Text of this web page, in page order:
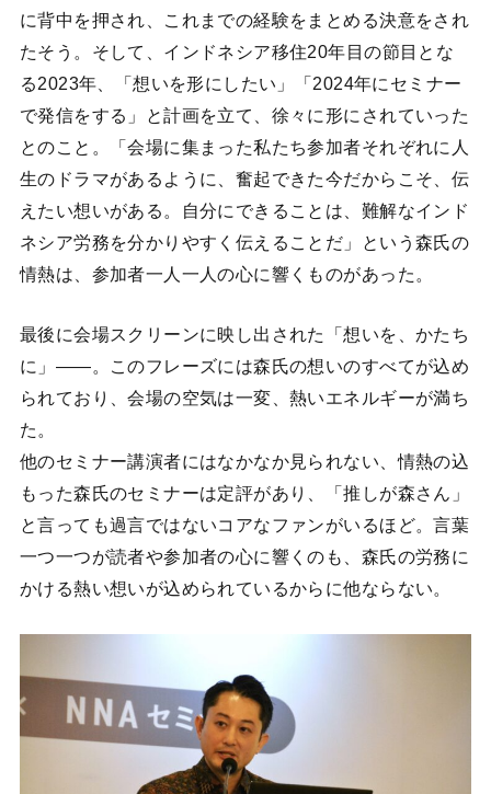
に背中を押され、これまでの経験をまとめる決意をされ
たそう。そして、インドネシア移住20年目の節目とな
る2023年、「想いを形にしたい」「2024年にセミナー
で発信をする」と計画を立て、徐々に形にされていった
とのこと。「会場に集まった私たち参加者それぞれに人
生のドラマがあるように、奮起できた今だからこそ、伝
えたい想いがある。自分にできることは、難解なインド
ネシア労務を分かりやすく伝えることだ」という森氏の
情熱は、参加者一人一人の心に響くものがあった。
最後に会場スクリーンに映し出された「想いを、かたち
に」――。このフレーズには森氏の想いのすべてが込め
られており、会場の空気は一変、熱いエネルギーが満ち
た。
他のセミナー講演者にはなかなか見られない、情熱の込
もった森氏のセミナーは定評があり、「推しが森さん」
と言っても過言ではないコアなファンがいるほど。言葉
一つ一つが読者や参加者の心に響くのも、森氏の労務に
かける熱い想いが込められているからに他ならない。